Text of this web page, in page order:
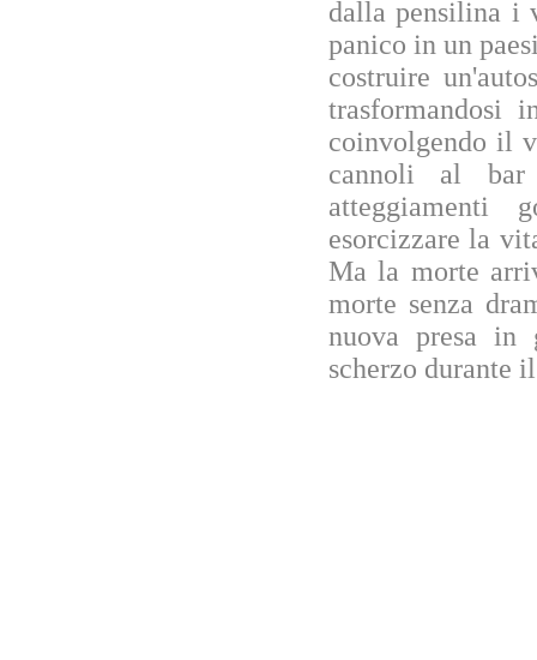
dalla pensilina i
panico in un
costruire
trasformandosi
coinvolgendo il
cannoli al bar
atteggiamenti
esorcizzare la
Ma la morte
morte senza
nuova presa in
scherzo durante